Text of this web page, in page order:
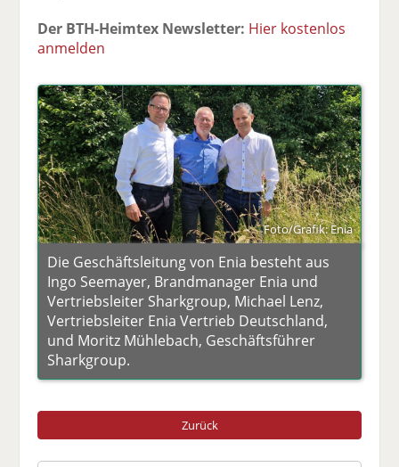
Der BTH-Heimtex Newsletter: Hier kostenlos
anmelden
Foto/Grafik: Enia
Die Geschäftsleitung von Enia besteht aus
Ingo Seemayer, Brandmanager Enia und
Vertriebsleiter Sharkgroup, Michael Lenz,
Vertriebsleiter Enia Vertrieb Deutschland,
und Moritz Mühlebach, Geschäftsführer
Sharkgroup.
Zurück